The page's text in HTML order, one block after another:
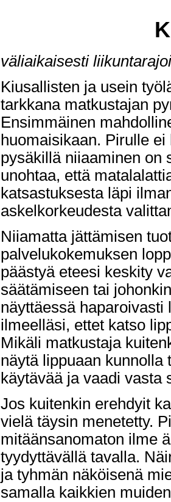
väliaikaisesti
Kiusallisten ja usein
tarkkana matkustajan
Ensimmäinen
huomaisikaan. Pirulle
pysäkillä niiaaminen on
unohtaa, että
katsastuksesta läpi
askelkorkeudesta
Niiamatta jättämisen
palvelukokemuksen
päästyä eteesi keskity
säätämiseen tai
näyttäessä haparoivasti
ilmeelläsi, ettet katso
Mikäli matkustaja
näytä lippuaan kunnolla
käytävää ja vaadi vasta
Jos kuitenkin erehdyit
vielä täysin menetetty.
mitäänsanomaton ilme
tyydyttävällä tavalla.
ja tyhmän näköisenä
samalla kaikkien